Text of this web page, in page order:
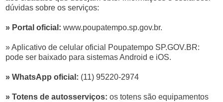
dúvidas sobre os serviços:
» Portal oficial: www.poupatempo.sp.gov.br.
» Aplicativo de celular oficial Poupatempo SP.GOV.BR:
pode ser baixado para sistemas Android e iOS.
» WhatsApp oficial: (11) 95220-2974
» Totens de autosserviços: os totens são equipamentos